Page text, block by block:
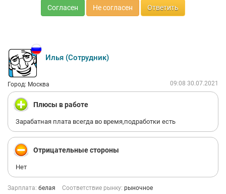
Согласен Не согласен Ответить
Илья (Сотрудник)
Город: Москва 09:08 30.07.2021
Плюсы в работе
Зарабатная плата всегда во время,подработки есть
Отрицательные стороны
Нет
Зарплата: белая Соответствие рынку: рыночное